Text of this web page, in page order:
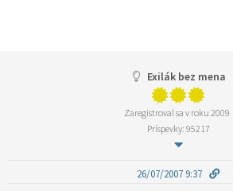
Exilák bez mena
Zaregistroval sa v roku 2009
Príspevky: 95217
26/07/2007 9:37